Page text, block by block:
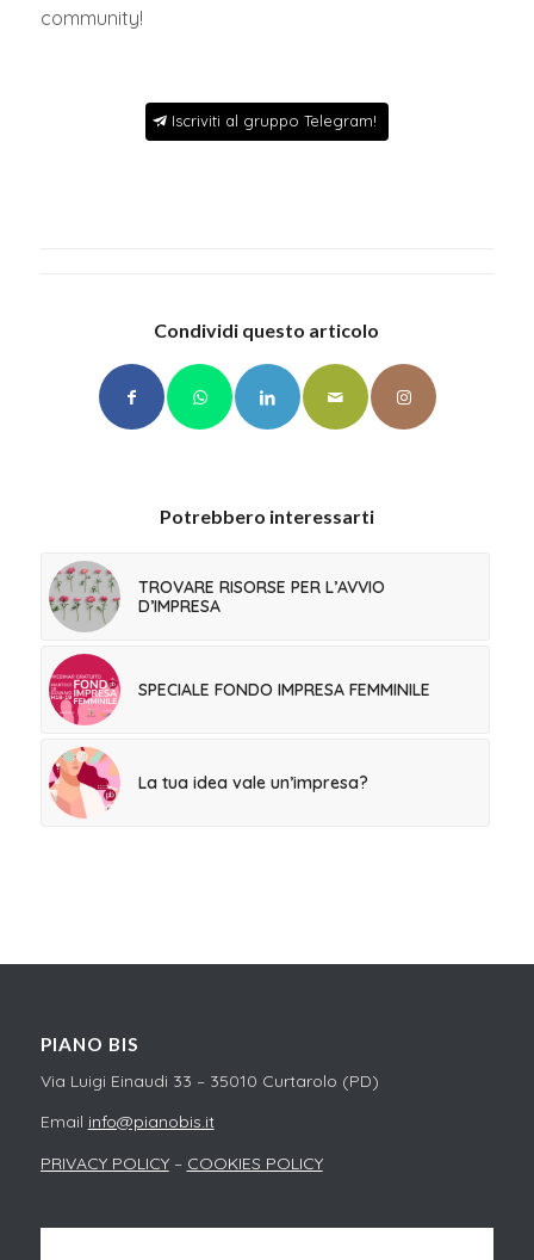
community!
Iscriviti al gruppo Telegram!
Condividi questo articolo
Potrebbero interessarti
TROVARE RISORSE PER L’AVVIO
D’IMPRESA
SPECIALE FONDO IMPRESA FEMMINILE
La tua idea vale un’impresa?
PIANO BIS
Via Luigi Einaudi 33 – 35010 Curtarolo (PD)
Email info@pianobis.it
PRIVACY POLICY– COOKIES POLICY